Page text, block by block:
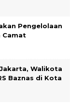
Pengelolaan
Camat
Walikota
Baznas di Kota